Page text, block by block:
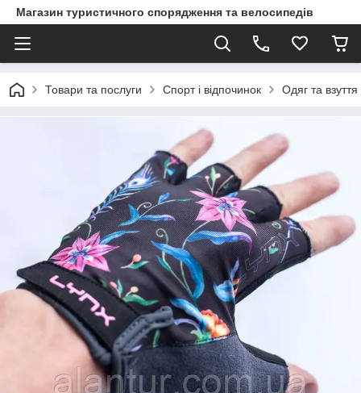
Магазин туристичного спорядження та велосипедів
Товари та послуги Спорт і відпочинок Одяг та